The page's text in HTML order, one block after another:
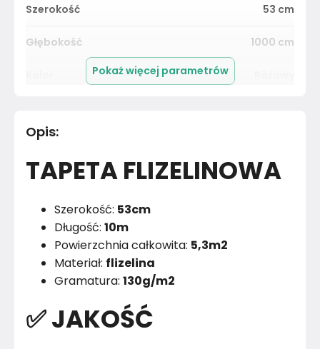
Szerokość 53 cm
Głębokość 1000 cm
Materiał
Kolor Róż i fiolet
Marka
Montaż
Pokaż więcej parametrów
Opis:
TAPETA FLIZELINOWA
Szerokość: 53cm
Długość: 10m
Powierzchnia całkowita: 5,3m2
Materiał: flizelina
Gramatura: 130g/m2
✅ JAKOŚĆ